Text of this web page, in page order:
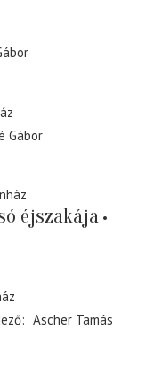
Gábor
éjszakája
Ascher Tamás